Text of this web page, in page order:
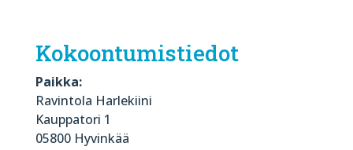
Kokoontumistiedot
Paikka:
Ravintola Harlekiini
Kauppatori 1
05800 Hyvinkää